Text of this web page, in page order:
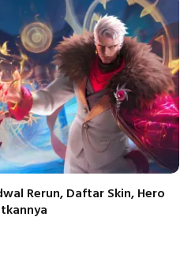
Rerun, Daftar Skin, Hero